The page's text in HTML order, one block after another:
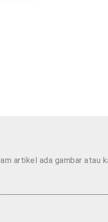
artikel ada gambar atau